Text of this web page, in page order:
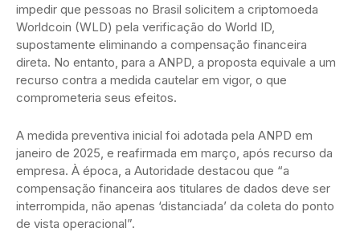
impedir que pessoas no Brasil solicitem a criptomoeda
Worldcoin (WLD) pela verificação do World ID,
supostamente eliminando a compensação financeira
direta. No entanto, para a ANPD, a proposta equivale a um
recurso contra a medida cautelar em vigor, o que
comprometeria seus efeitos.
A medida preventiva inicial foi adotada pela ANPD em
janeiro de 2025, e reafirmada em março, após recurso da
empresa. À época, a Autoridade destacou que “a
compensação financeira aos titulares de dados deve ser
interrompida, não apenas ‘distanciada’ da coleta do ponto
de vista operacional”.